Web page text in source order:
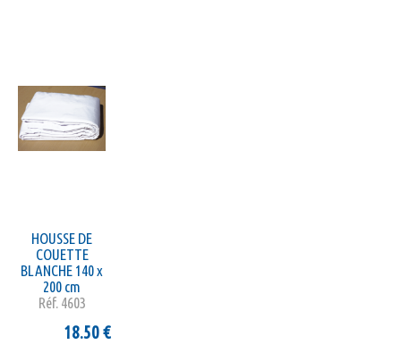
HOUSSE DE
COUETTE
BLANCHE 140 x
200 cm
Réf. 4603
18.50€